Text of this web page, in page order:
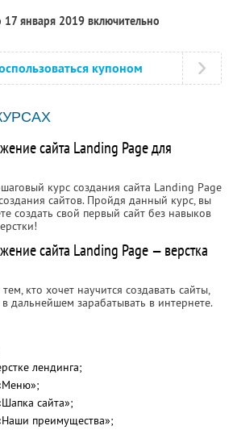
17 января 2019 включительно
купоном
сайта Landing Page для
курс создания сайта Landing Page
сайтов. Пройдя данный курс, вы
создать свой первый сайт без навыков
сайта Landing Page — верстка
кто хочет научится создавать сайты,
дальнейшем зарабатывать в интернете.
лендинга;
сайта»;
преимущества»;